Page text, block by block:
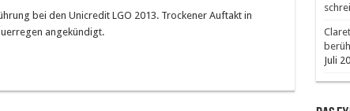
bei den Unicredit LGO 2013. Trockener Auftakt in
angekündigt.
Juli